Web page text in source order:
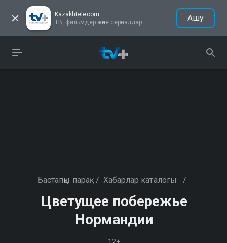
Kazakhtelecom
ТВ, фильмдер және сериалдар
Ашу
Бастапқы парақ / Хабарлар каталогы /
Цветущее побережье
Нормандии